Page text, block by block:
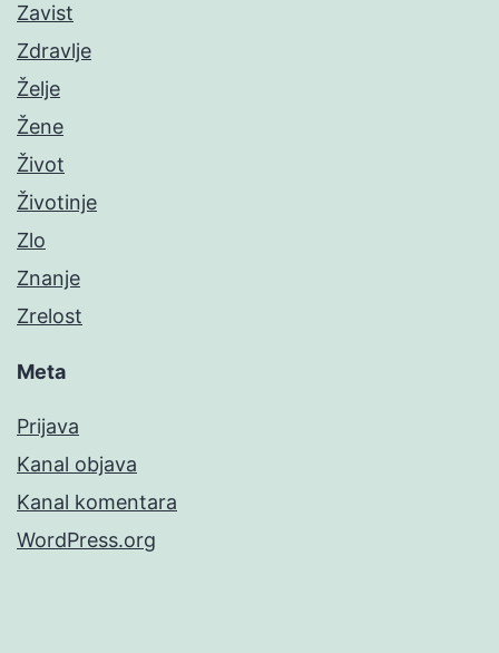
Zavist
Zdravlje
Želje
Žene
Život
Životinje
Zlo
Znanje
Zrelost
Meta
Prijava
Kanal objava
Kanal komentara
WordPress.org